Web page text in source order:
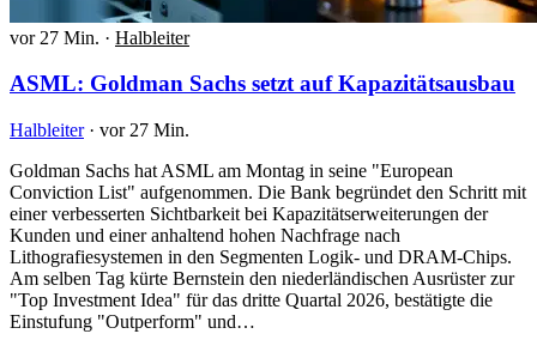
vor 27 Min. · Halbleiter
ASML: Goldman Sachs setzt auf Kapazitätsausbau
Halbleiter · vor 27 Min.
Goldman Sachs hat ASML am Montag in seine "European
Conviction List" aufgenommen. Die Bank begründet den Schritt mit
einer verbesserten Sichtbarkeit bei Kapazitätserweiterungen der
Kunden und einer anhaltend hohen Nachfrage nach
Lithografiesystemen in den Segmenten Logik- und DRAM-Chips.
Am selben Tag kürte Bernstein den niederländischen Ausrüster zur
"Top Investment Idea" für das dritte Quartal 2026, bestätigte die
Einstufung "Outperform" und…